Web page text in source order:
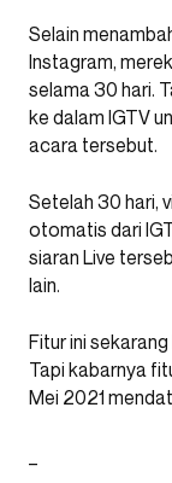
Selain
Instagram,
selama 30 hari.
ke dalam IGTV
acara tersebut.
Setelah 30 hari,
otomatis dari
siaran Live
lain.
Fitur ini
Tapi kabarnya
Mei 2021